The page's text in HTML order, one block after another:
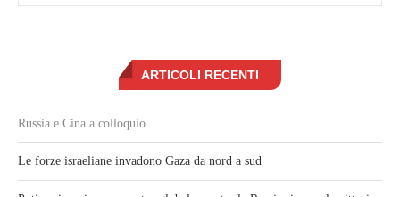
ARTICOLI RECENTI
Russia e Cina a colloquio
Le forze israeliane invadono Gaza da nord a sud